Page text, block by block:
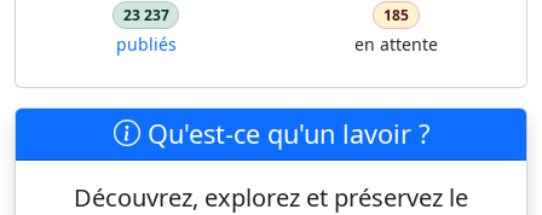
23 237
publiés
185
en attente
Qu'est-ce qu'un lavoir ?
Découvrez, explorez et préservez le